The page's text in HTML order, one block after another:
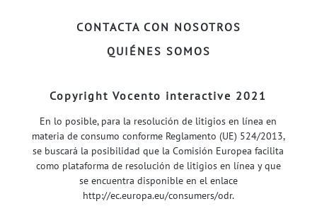
CONTACTA CON NOSOTROS
QUIÉNES SOMOS
Copyright Vocento interactive 2021
En lo posible, para la resolución de litigios en línea en
materia de consumo conforme Reglamento (UE) 524/2013,
se buscará la posibilidad que la Comisión Europea facilita
como plataforma de resolución de litigios en línea y que
se encuentra disponible en el enlace
http://ec.europa.eu/consumers/odr.